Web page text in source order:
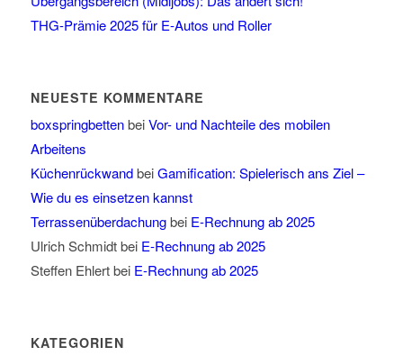
THG-Prämie 2025 für E-Autos und Roller
NEUESTE KOMMENTARE
boxspringbettenbeiVor- und Nachteile des mobilen
Arbeitens
KüchenrückwandbeiGamification: Spielerisch ans Ziel –
Wie du es einsetzen kannst
Terrassenüberdachungbei E-Rechnung ab 2025
Ulrich Schmidtbei E-Rechnung ab 2025
Steffen Ehlertbei E-Rechnung ab 2025
KATEGORIEN